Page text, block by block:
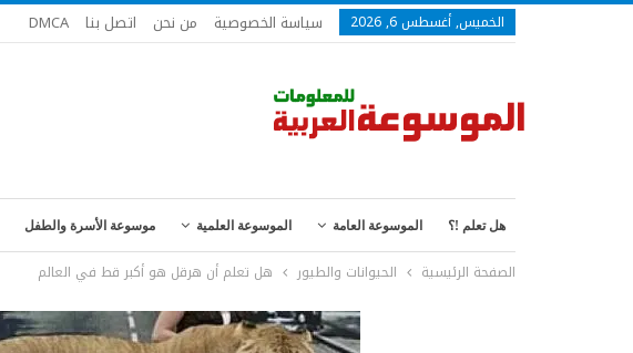
الخميس, أغسطس 6, 2026 سياسة الخصوصية من نحن اتصل بنا DMCA
هل تعلم !؟ الموسوعة العامة الموسوعة العلمية موسوعة الأسرة والطفل
الصفحة الرئيسية الحيوانات والطيور هل تعلم أن هرقل هو أكبر قط في العالم